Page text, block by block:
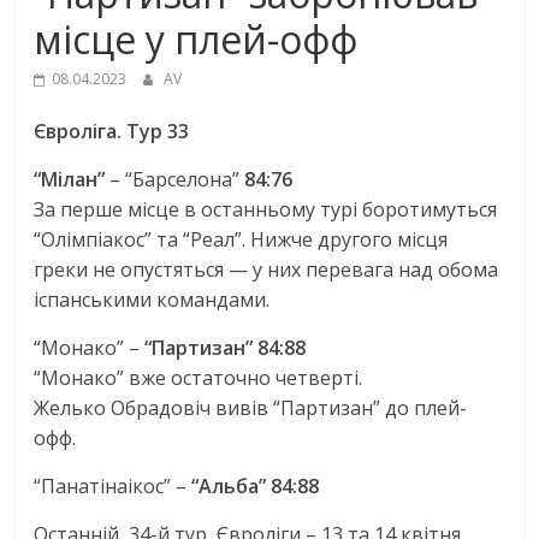
місце у плей-офф
08.04.2023 AV
Євроліга. Тур 33
“Мілан” – “Барселона” 84:76
За перше місце в останньому турі боротимуться
“Олімпіакос” та “Реал”. Нижче другого місця
греки не опустяться — у них перевага над обома
іспанськими командами.
“Монако” –“Партизан” 84:88
“Монако” вже остаточно четверті.
Желько Обрадовіч вивів “Партизан” до плей-
офф.
“Панатінаікос” –“Альба” 84:88